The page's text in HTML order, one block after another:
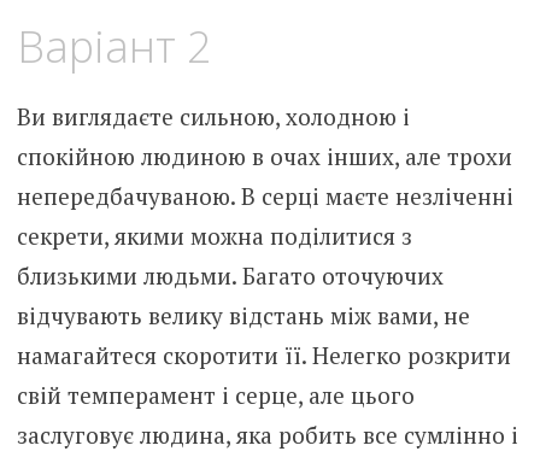
Варіант 2
Ви виглядаєте сильною, холодною і
спокійною людиною в очах інших, але трохи
непередбачуваною. В серці маєте незліченні
секрети, якими можна поділитися з
близькими людьми. Багато оточуючих
відчувають велику відстань між вами, не
намагайтеся скоротити її. Нелегко розкрити
свій темперамент і серце, але цього
заслуговує людина, яка робить все сумлінно і